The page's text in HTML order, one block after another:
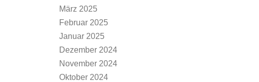
März 2025
Februar 2025
Januar 2025
Dezember 2024
November 2024
Oktober 2024